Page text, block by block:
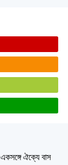
একসঙ্গে ঐক্যে বাস